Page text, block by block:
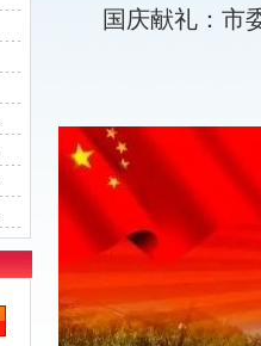
国庆献礼：市